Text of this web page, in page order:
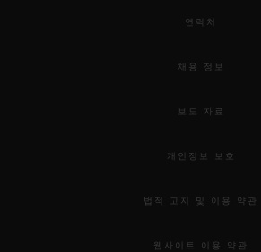
연락처
채용 정보
보도 자료
개인정보 보호
법적 고지 및 이용 약관
웹사이트 이용 약관